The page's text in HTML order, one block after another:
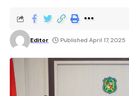
Editor Published April 17, 2025